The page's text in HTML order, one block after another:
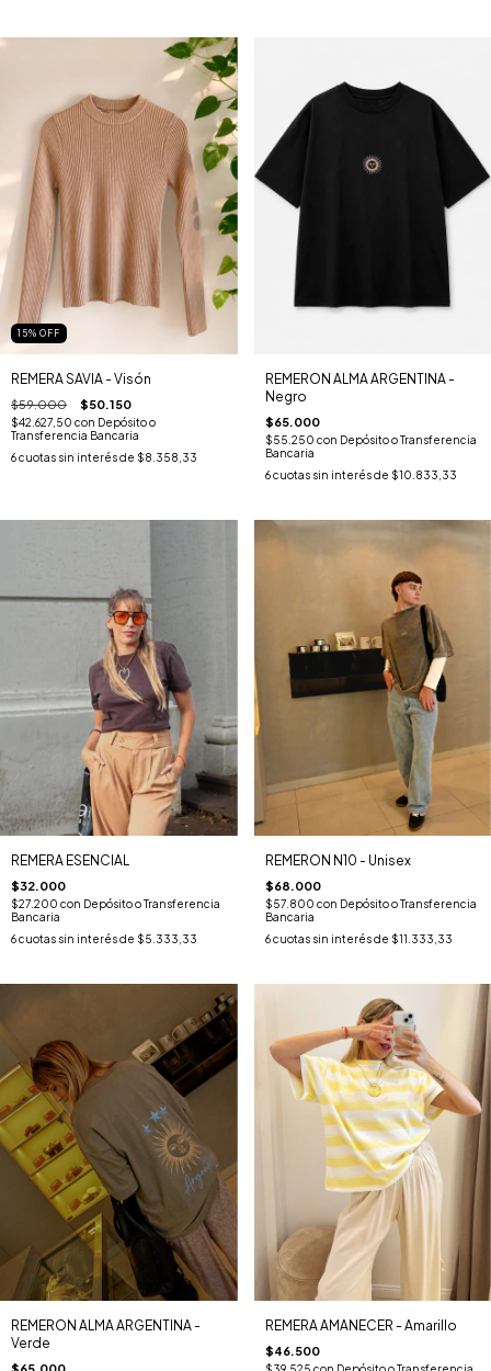
15% OFF
REMERA SAVIA - Visón
$59.000 $50.150
$42.627,50 con Depósito o
Transferencia Bancaria
6cuotas sin interés de $8.358,33
REMERON ALMA ARGENTINA -
Negro
$65.000
$55.250 con Depósito o Transferencia
Bancaria
6 cuotas sin interés de $10.833,33
REMERA ESENCIAL
$32.000
$27.200 con Depósito o Transferencia
Bancaria
6cuotas sin interés de $5.333,33
REMERON N10 - Unisex
$68.000
$57.800 con Depósito o Transferencia
Bancaria
6 cuotas sin interés de $11.333,33
REMERON ALMA ARGENTINA -
Verde
REMERA AMANECER - Amarillo
$46.500